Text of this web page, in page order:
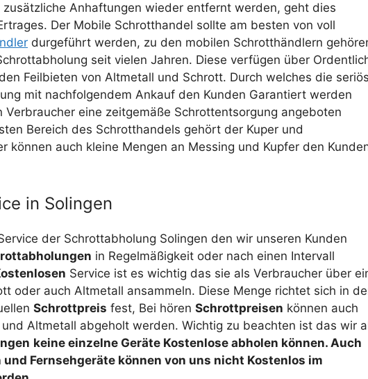
Anhaftungen wieder entfernt werden, geht dies
Der Mobile Schrotthandel sollte am besten von voll
durgeführt werden, zu den mobilen Schrotthändlern
seit vielen Jahren. Diese verfügen über
Feilbieten von Altmetall und Schrott. Durch welches die
mit nachfolgendem Ankauf den Kunden Garantiert werden
Verbraucher eine zeitgemäße Schrottentsorgung angeboten
Bereich des Schrotthandels gehört der Kuper und
können auch kleine Mengen an Messing und Kupfer den
in Solingen
der Schrottabholung Solingen den wir unseren Kunden
in Regelmäßigkeit oder nach einen Intervall
Service ist es wichtig das sie als Verbraucher über
oder auch Altmetall ansammeln. Diese Menge richtet sich in
Schrottpreis fest, Bei hören Schrottpreisen können auch
Altmetall abgeholt werden. Wichtig zu beachten ist das wir
keine einzelne Geräte Kostenlose abholen können. Auch
Fernsehgeräte können von uns nicht Kostenlos im